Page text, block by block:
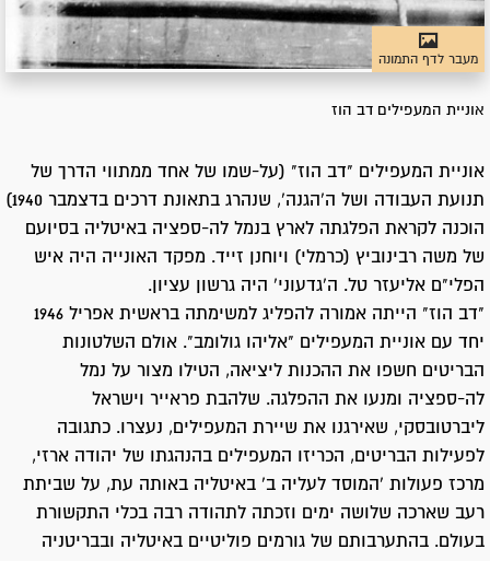
מעבר לדף התמונה
אוניית המעפילים דב הוז
אוניית המעפילים "דב הוז" (על-שמו של אחד ממתווי הדרך של
תנועת העבודה ושל ה'הגנה', שנהרג בתאונת דרכים בדצמבר 1940)
הוכנה לקראת הפלגתה לארץ בנמל לה-ספציה באיטליה בסיועם
של משה רבינוביץ (כרמלי) ויוחנן זייד. מפקד האונייה היה איש
הפלי"ם אליעזר טל. ה'גדעוני' היה גרשון עציון.
"דב הוז" הייתה אמורה להפליג למשימתה בראשית אפריל 1946
יחד עם אוניית המעפילים "אליהו גולומב". אולם השלטונות
הבריטים חשפו את ההכנות ליציאה, הטילו מצור על נמל
לה-ספציה ומנעו את ההפלגה. שלהבת פראייר וישראל
ליברטובסקי, שאירגנו את שיירת המעפילים, נעצרו. כתגובה
לפעילות הבריטים, הכריזו המעפילים בהנהגתו של יהודה ארזי,
מרכז פעולות 'המוסד לעליה ב' באיטליה באותה עת, על שביתת
רעב שארכה שלושה ימים וזכתה לתהודה רבה בכלי התקשורת
בעולם. בהתערבותם של גורמים פוליטיים באיטליה ובבריטניה